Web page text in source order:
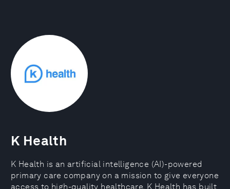
K Health
K Health is an artificial intelligence (AI)-powered
primary care company on a mission to give everyone
access to high-quality healthcare. K Health has built